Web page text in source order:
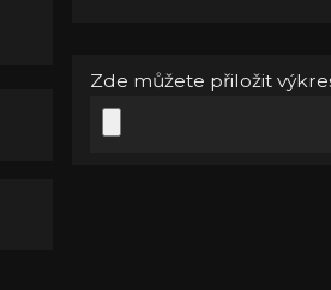
Zde můžete přiložit